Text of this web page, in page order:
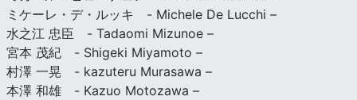
ミケーレ・デ・ルッキ - Michele De Lucchi –
水之江 忠臣 - Tadaomi Mizunoe –
宮本 茂紀 - Shigeki Miyamoto –
村澤 一晃 - kazuteru Murasawa –
本澤 和雄 - Kazuo Motozawa –